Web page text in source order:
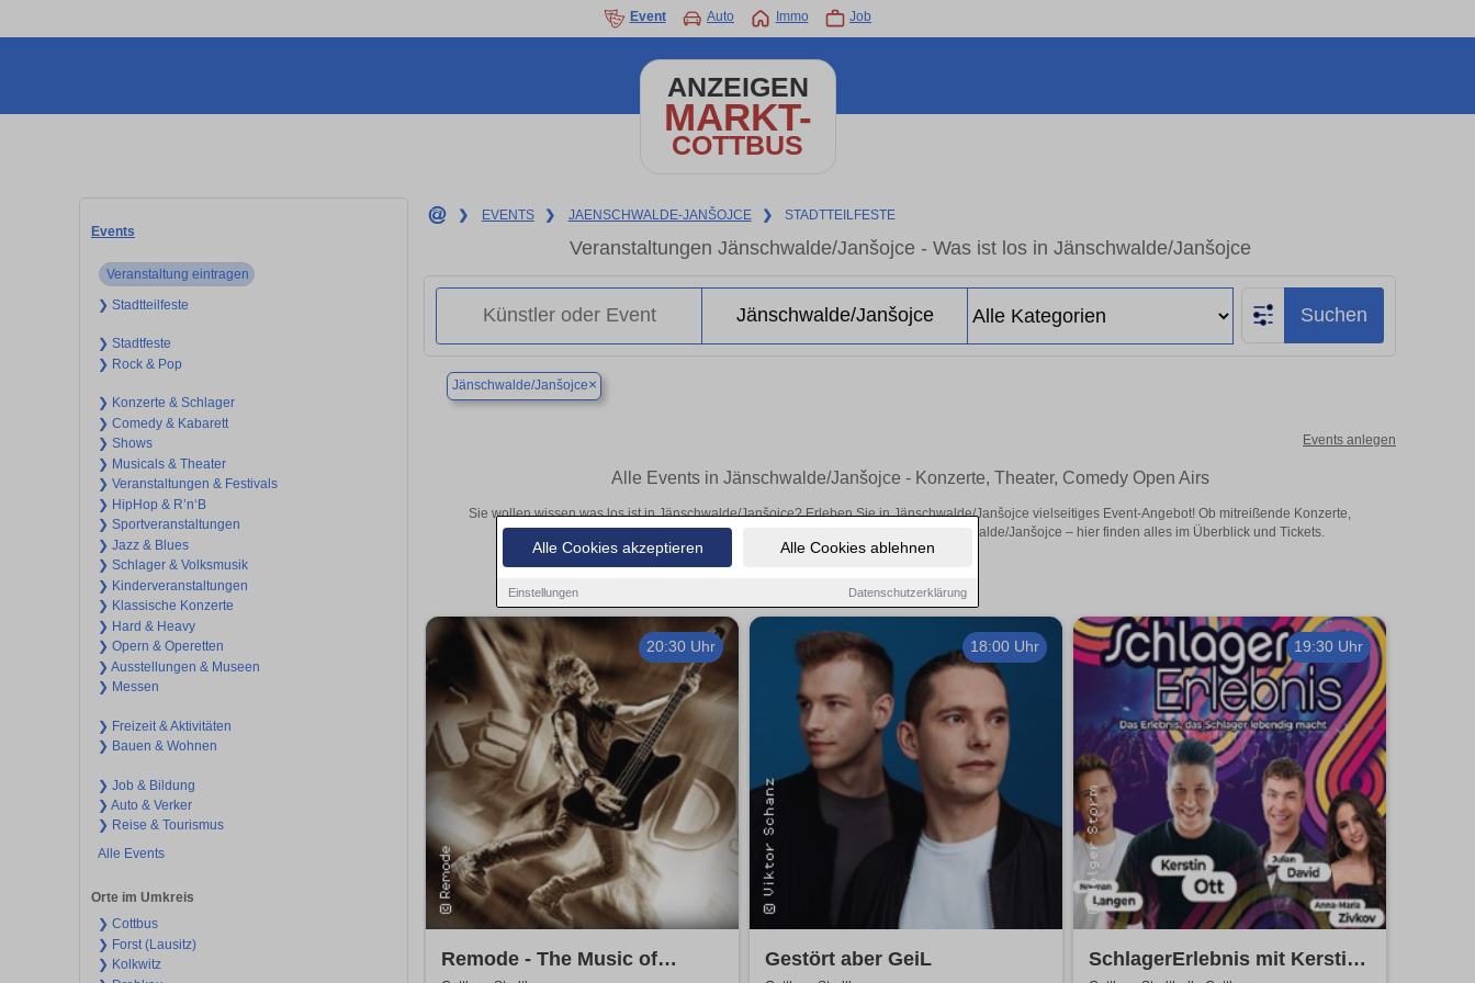
Alle Cookies akzeptieren Alle Cookies ablehnen
Einstellungen Datenschutzerklärung
Event Auto Immo Job
ANZEIGEN
MARKT-
COTTBUS
Events
Veranstaltung eintragen
❯ Stadtteilfeste
❯ Stadtfeste
❯ Rock & Pop
❯ Konzerte & Schlager
❯ Comedy & Kabarett
❯ Shows
❯ Musicals & Theater
❯ Veranstaltungen & Festivals
❯ HipHop & R’n‘B
❯ Sportveranstaltungen
❯ Jazz & Blues
❯ Schlager & Volksmusik
❯ Kinderveranstaltungen
❯ Klassische Konzerte
❯ Hard & Heavy
❯ Opern & Operetten
❯ Ausstellungen & Museen
❯ Messen
❯ Freizeit & Aktivitäten
❯ Bauen & Wohnen
❯ Job & Bildung
❯ Auto & Verker
❯ Reise & Tourismus
Alle Events
Orte im Umkreis
❯ Cottbus
❯ Forst (Lausitz)
❯ Kolkwitz
❯ EVENTS ❯ JAENSCHWALDE-JANŠOJCE ❯ STADTTEILFESTE
Veranstaltungen Jänschwalde/Janšojce - Was ist los in Jänschwalde/Janšojce
Suchen
Jänschwalde/Janšojce×
Events anlegen
Alle Events in Jänschwalde/Janšojce - Konzerte, Theater, Comedy Open Airs
Sie wollen wissen was los ist in Jänschwalde/Janšojce? Erleben Sie in Jänschwalde/Janšojce vielseitiges Event-Angebot! Ob mitreißende Konzerte,
inspirierende Theateraufführungen oder aufregende Veranstaltungen in Jänschwalde/Janšojce – hier finden alles im Überblick und Tickets.
20:30 Uhr
Remode - The Music of
18:00 Uhr
Gestört aber GeiL
19:30 Uhr
SchlagerErlebnis mit Kerstin